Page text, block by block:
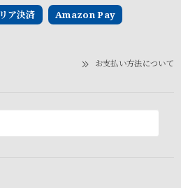
ア決済 Amazon Pay
お支払い方法について